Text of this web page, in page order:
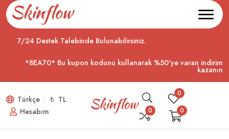
7/24 Destek Talebinde Bulunabilirsiniz.
*8EA70* Bu kupon kodunu kullanarak %50'ye varan indirim
kazanın
Türkçe
₺ TL
Hesabım
0
0
0